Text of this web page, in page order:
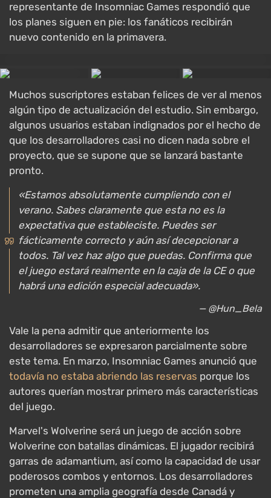
representante de Insomniac Games respondió que
los planes siguen en pie: los fanáticos recibirán
nuevo contenido en la primavera.
Muchos suscriptores estaban felices de ver al menos
algún tipo de actualización del estudio. Sin embargo,
algunos usuarios estaban indignados por el hecho de
que los desarrolladores casi no dicen nada sobre el
proyecto, que se supone que se lanzará bastante
pronto.
«Estamos absolutamente cumpliendo con el
verano. Sabes claramente que esta no es la
expectativa que estableciste. Puedes ser
fácticamente correcto y aún así decepcionar a
todos. Tal vez haz algo que puedas. Confirma que
el juego estará realmente en la caja de la CE o que
habrá una edición especial adecuada».
— @Hun_Bela
Vale la pena admitir que anteriormente los
desarrolladores se expresaron parcialmente sobre
este tema. En marzo, Insomniac Games anunció que
todavía no estaba abriendo las reservas porque los
autores querían mostrar primero más características
del juego.
Marvel's Wolverine será un juego de acción sobre
Wolverine con batallas dinámicas. El jugador recibirá
garras de adamantium, así como la capacidad de usar
poderosos combos y entornos. Los desarrolladores
prometen una amplia geografía desde Canadá y